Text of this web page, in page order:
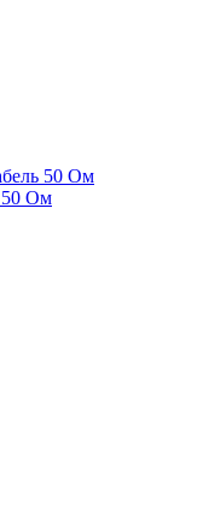
50 Ом
50 Ом